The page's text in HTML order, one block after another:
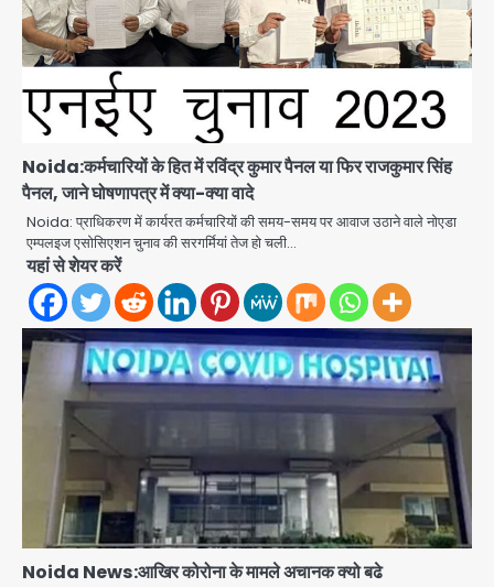
Noida:कर्मचारियों के हित में रविंद्र कुमार पैनल या फिर राजकुमार सिंह
पैनल, जाने घोषणापत्र में क्या-क्या वादे
Noida: प्राधिकरण में कार्यरत कर्मचारियों की समय-समय पर आवाज उठाने वाले नोएडा
एम्पलइज एसोसिएशन चुनाव की सरगर्मियां तेज हो चली…
यहां से शेयर करें
Noida News:आखिर कोरोना के मामले अचानक क्यो बढे